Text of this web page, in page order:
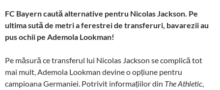
FC Bayern caută alternative pentru Nicolas Jackson. Pe
ultima sută de metri a ferestrei de transferuri, bavarezii au
pus ochii pe Ademola Lookman!
Pe măsură ce transferul lui Nicolas Jackson se complică tot
mai mult, Ademola Lookman devine o opțiune pentru
campioana Germaniei. Potrivit informațiilor din The Athletic,